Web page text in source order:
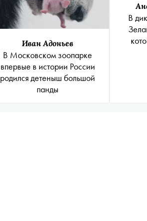
Иван Адоньев
В Московском зоопарке
впервые в истории России
родился детеныш большой
панды
В